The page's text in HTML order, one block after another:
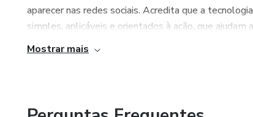
aparecer nas redes sociais. Acredita que a
simples, aplicáveis e orientados à ação, que ajudam
Mostrar mais